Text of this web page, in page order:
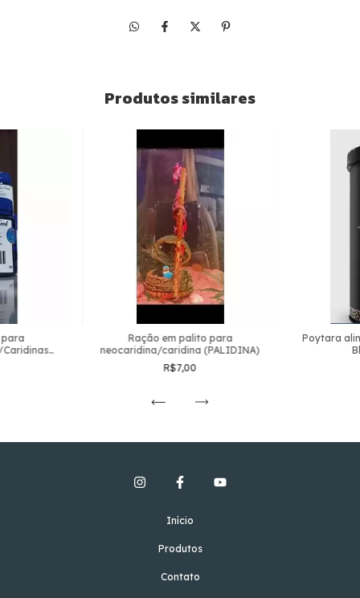
Produtos similares
para
Ração em palito para
neocaridina/caridina (PALIDINA)
R$7,00
Poytara
Início
Produtos
Contato